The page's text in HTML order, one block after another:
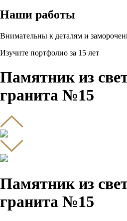
Наши работы
Внимательны к деталям и
Изучите портфолио за 15 лет
Памятник из
гранита №15
Памятник из
гранита №15